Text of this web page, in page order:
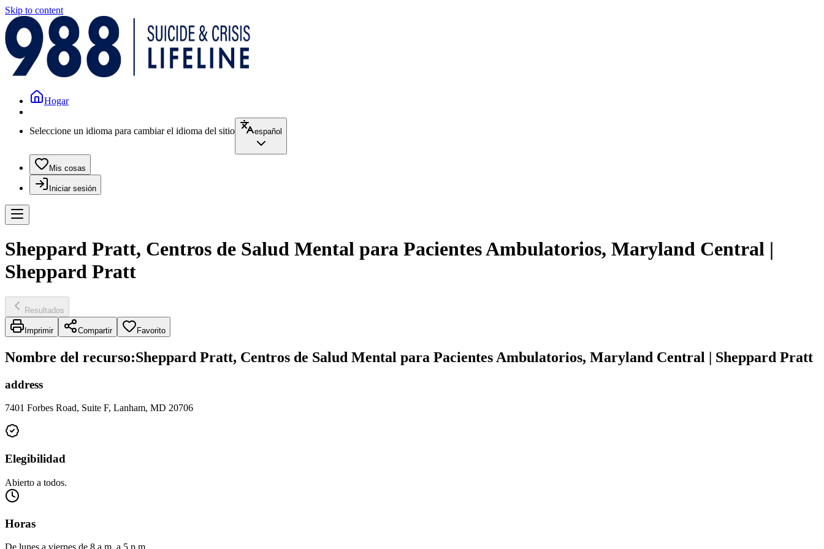
Skip to content
Hogar
Seleccione un idioma para cambiar el idioma del sitio español
Mis cosas
Iniciar sesión
Sheppard Pratt, Centros de Salud Mental para Pacientes Ambulatorios, Maryland Central |
Sheppard Pratt
Resultados
Imprimir Compartir Favorito
Nombre del recurso:Sheppard Pratt, Centros de Salud Mental para Pacientes Ambulatorios, Maryland Central | Sheppard Pratt
address
7401 Forbes Road, Suite F, Lanham, MD 20706
Elegibilidad
Abierto a todos.
Horas